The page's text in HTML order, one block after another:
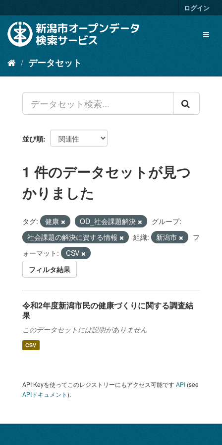
キ
容
ログイン
データセット
並び順
1 件のデータセットが見つ
かりました
タグ: 健康 OD_社会課題解決
グループ:
社会課題の解決に資する情報
組織: 新潟市
フ
ォーマット:
CSV
フィルタ結果
令和2年度新潟市民の健康づくりに関する調査結
果
このデータセットには説明がありません
CSV
API Keyを使ってこのレジストリーにもアクセス可能ですAPI (see
APIドキュメント).